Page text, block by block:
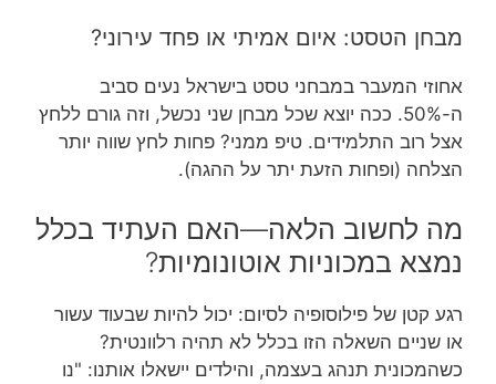
מבחן הטסט: איום אמיתי או פחד עירוני?
אחוזי המעבר במבחני טסט בישראל נעים סביב
ה-50%. ככה יוצא שכל מבחן שני נכשל, וזה גורם ללחץ
אצל רוב התלמידים. טיפ ממני? פחות לחץ שווה יותר
הצלחה (ופחות הזעת יתר על ההגה).
מה לחשוב הלאה—האם העתיד בכלל
נמצא במכוניות אוטונומיות?
רגע קטן של פילוסופיה לסיום: יכול להיות שבעוד עשור
או שניים השאלה הזו בכלל לא תהיה רלוונטית?
כשהמכונית תנהג בעצמה, והילדים יישאלו אותנו: "נו